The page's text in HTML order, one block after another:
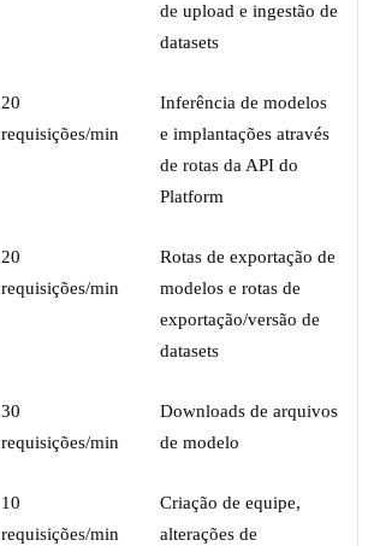
de upload e ingestão de
datasets
20
requisições/min
Inferência de modelos
e implantações através
de rotas da API do
Platform
20
requisições/min
Rotas de exportação de
modelos e rotas de
exportação/versão de
datasets
30
requisições/min
Downloads de arquivos
de modelo
10
requisições/min
Criação de equipe,
alterações de